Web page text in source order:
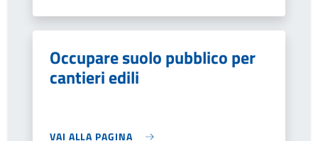
Occupare suolo pubblico per
cantieri edili
VAI ALLA PAGINA